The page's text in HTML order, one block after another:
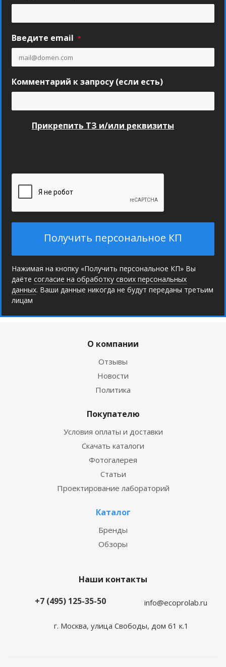
Введите email *
Комментарий к запросу (если есть)
Прикрепить ТЗ и/или реквизиты
Получить персональное КП
Нажимая на кнопку «Получить персональное КП» Вы
даёте согласие на обработку своих персональных
данных. Ваши данные никогда не будут переданы третьим
лицам
О компании
Отзывы
Новости
Политика
Покупателю
Условия оплаты и доставки
Скачать каталоги
Фотогалерея
Статьи
Проектирование лабораторий
Каталог
Бренды
Обзоры
Наши контакты
+7 (495) 125-35-50
info@ecoprolab.ru
г. Москва, улица Свободы, дом 61 к.1